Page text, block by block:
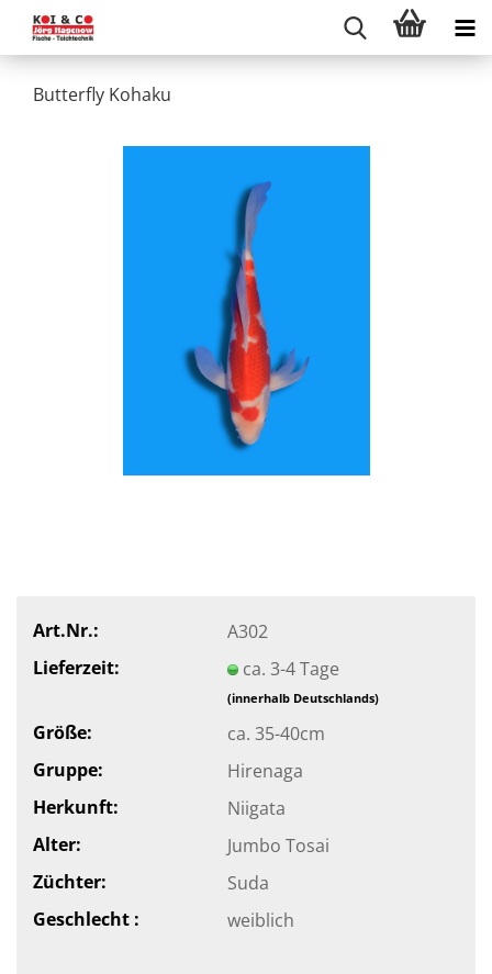
Butterfly Kohaku
Art.Nr.:
A302
Lieferzeit:
ca. 3-4 Tage
(innerhalb Deutschlands)
Größe:
ca. 35-40cm
Gruppe:
Hirenaga
Herkunft:
Niigata
Alter:
Jumbo Tosai
Züchter:
Suda
Geschlecht :
weiblich